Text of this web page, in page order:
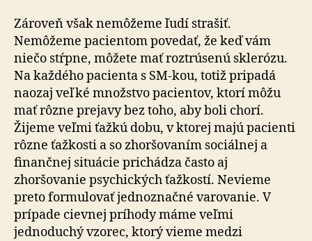
Zároveň však nemôžeme ľudí strašiť.
Nemôžeme pacientom povedať, že keď vám
niečo stŕpne, môžete mať roztrúsenú sklerózu.
Na každého pacienta s SM-kou, totiž pripadá
naozaj veľké množstvo pacientov, ktorí môžu
mať rôzne prejavy bez toho, aby boli chorí.
Žijeme veľmi ťažkú dobu, v ktorej majú pacienti
rôzne ťažkosti a so zhoršovaním sociálnej a
finančnej situácie prichádza často aj
zhoršovanie psychických ťažkostí. Nevieme
preto formulovať jednoznačné varovanie. V
prípade cievnej príhody máme veľmi
jednoduchý vzorec, ktorý vieme medzi